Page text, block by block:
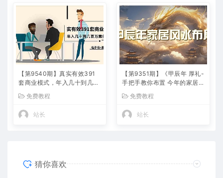
【第9540期】真实有效391
套商业模式，年入几十到几百
+图文）
免费教程
站长
【第9351期】《甲辰年 厚礼-
手把手教你布置 今年的家居风
免费教程
站长
猜你喜欢